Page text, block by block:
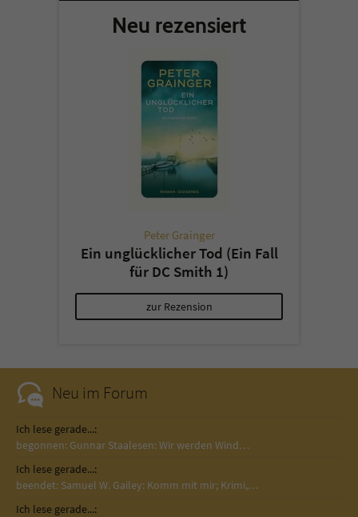
Neu rezensiert
Peter Grainger
Ein unglücklicher Tod (Ein Fall
für DC Smith 1)
zur Rezension
Neu im Forum
Ich lese gerade...:
begonnen: Gunnar Staalesen: Wir werden Wind…
Ich lese gerade...:
beendet: Samuel W. Gailey: Komm mit mir; Krimi,…
Ich lese gerade...: